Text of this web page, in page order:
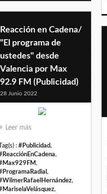
Reacción en Cadena/
"El programa de
ustedes" desde
Valencia por Max
92.9 FM (Publicidad)
28 Junio 2022
Leer más
Tag(s) : #Publicidad,
,
,
,
,
,